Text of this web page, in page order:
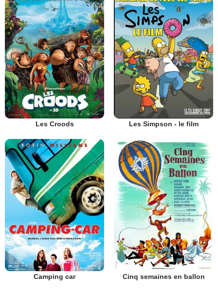
Les Croods Les Simpson - le film
Camping car Cinq semaines en ballon